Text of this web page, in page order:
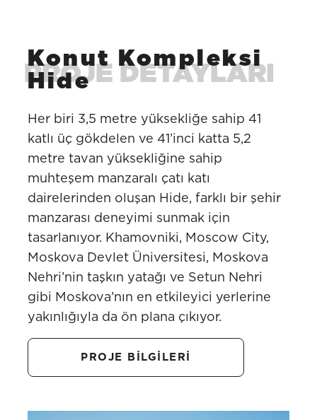
Konut Kompleksi
Hide
Her biri 3,5 metre yüksekliğe sahip 41
katlı üç gökdelen ve 41’inci katta 5,2
metre tavan yüksekliğine sahip
muhteşem manzaralı çatı katı
dairelerinden oluşan Hide, farklı bir şehir
manzarası deneyimi sunmak için
tasarlanıyor. Khamovniki, Moscow City,
Moskova Devlet Üniversitesi, Moskova
Nehri’nin taşkın yatağı ve Setun Nehri
gibi Moskova’nın en etkileyici yerlerine
yakınlığıyla da ön plana çıkıyor.
PROJE BİLGİLERİ